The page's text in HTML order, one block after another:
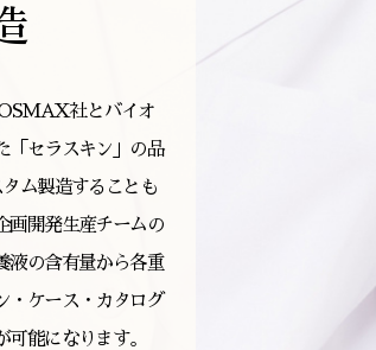
社とバイオ
「セラスキン」の品
ム製造することも
画開発生産チームの
液の含有量から各重
・ケース・カタログ
能になります。